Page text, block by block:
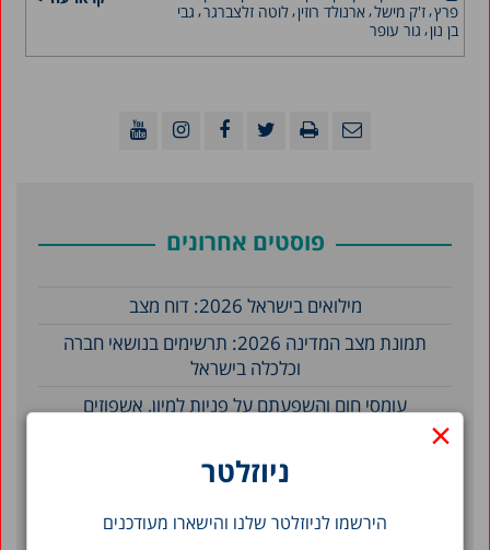
×
ניוזלטר
הירשמו לניוזלטר שלנו והישארו מעודכנים
פרץ ז'ק מישל ארנולד רוזין לוטה זלצברגר גבי
בן נון גור עופר
פוסטים אחרונים
מילואים בישראל 2026: דוח מצב
תמונת מצב המדינה 2026: תרשימים בנושאי חברה
וכלכלה בישראל
עומסי חום והשפעתם על פניות למיון, אשפוזים